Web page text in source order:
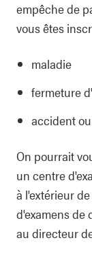
empêche de
vous êtes
maladie
fermeture
accident
On pourrait
un centre
à l'extérieur
d'examens de
au directeur